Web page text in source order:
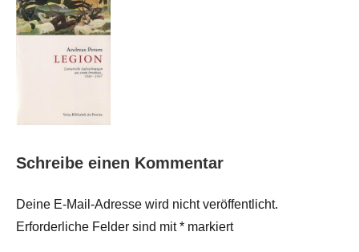
Schreibe einen Kommentar
Deine E-Mail-Adresse wird nicht veröffentlicht.
Erforderliche Felder sind mit* markiert